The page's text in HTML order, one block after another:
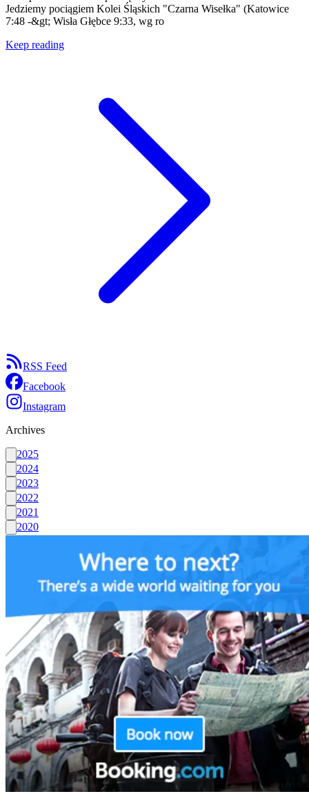
Jedziemy pociągiem Kolei Śląskich "Czarna Wisełka" (Katowice
7:48 -&gt; Wisła Głębce 9:33, wg ro
Keep reading
RSS Feed
Facebook
Instagram
Archives
2025
2024
2023
2022
2021
2020